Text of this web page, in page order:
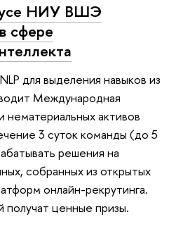
НИУ ВШЭ
сфере
для выделения навыков из
Международная
нематериальных активов
3 суток команды (до 5
решения на
собранных из открытых
онлайн-рекрутинга.
ценные призы.